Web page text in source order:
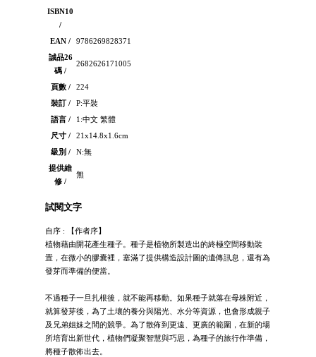
ISBN10
/
EAN /
9786269828371
誠品26
碼 /
2682626171005
頁數 /
224
裝訂 /
P:平裝
語言 /
1:中文 繁體
尺寸 /
21x14.8x1.6cm
級別 /
N:無
提供維
修 /
無
試閱文字
自序 : 【作者序】
植物藉由開花產生種子。種子是植物所製造出的終極空間移動裝
置，在微小的膠囊裡，塞滿了提供構造設計圖的遺傳訊息，還有為
發芽而準備的便當。
不過種子一旦扎根後，就不能再移動。如果種子就落在母株附近，
就算發芽後，為了土壤的養分與陽光、水分等資源，也會形成親子
及兄弟姐妹之間的競爭。為了散佈到更遠、更廣的範圍，在新的場
所培育出新世代，植物們凝聚智慧與巧思，為種子的旅行作準備，
將種子散佈出去。